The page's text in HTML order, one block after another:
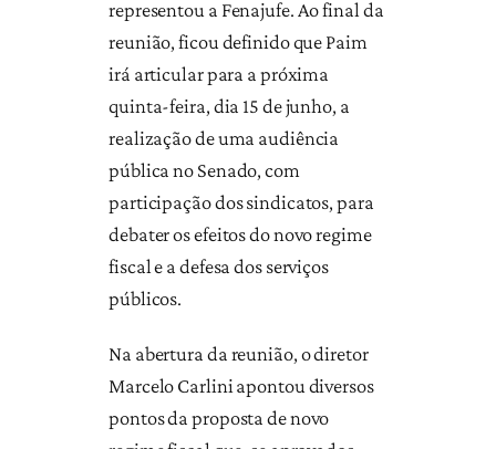
representou a Fenajufe. Ao final da
reunião, ficou definido que Paim
irá articular para a próxima
quinta-feira, dia 15 de junho, a
realização de uma audiência
pública no Senado, com
participação dos sindicatos, para
debater os efeitos do novo regime
fiscal e a defesa dos serviços
públicos.
Na abertura da reunião, o diretor
Marcelo Carlini apontou diversos
pontos da proposta de novo